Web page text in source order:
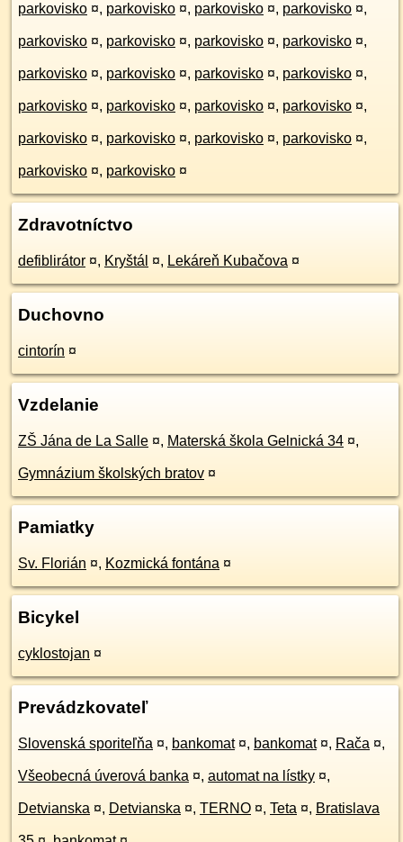
parkovisko ¤, parkovisko ¤, parkovisko ¤, parkovisko ¤,
parkovisko ¤, parkovisko ¤, parkovisko ¤, parkovisko ¤,
parkovisko ¤, parkovisko ¤, parkovisko ¤, parkovisko ¤,
parkovisko ¤, parkovisko ¤, parkovisko ¤, parkovisko ¤,
parkovisko ¤, parkovisko ¤, parkovisko ¤, parkovisko ¤,
parkovisko ¤, parkovisko ¤
Zdravotníctvo
defiblirátor ¤, Kryštál ¤, Lekáreň Kubačova ¤
Duchovno
cintorín ¤
Vzdelanie
ZŠ Jána de La Salle ¤, Materská škola Gelnická 34 ¤,
Gymnázium školských bratov ¤
Pamiatky
Sv. Florián ¤, Kozmická fontána ¤
Bicykel
cyklostojan ¤
Prevádzkovateľ
Slovenská sporiteľňa ¤, bankomat ¤, bankomat ¤, Rača ¤,
Všeobecná úverová banka ¤, automat na lístky ¤,
Detvianska ¤, Detvianska ¤, TERNO ¤, Teta ¤, Bratislava